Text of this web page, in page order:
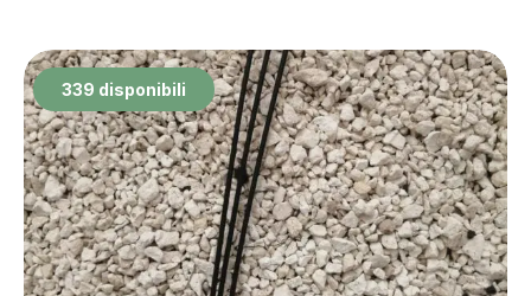
339 disponibili